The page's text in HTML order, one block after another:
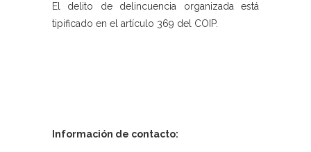
El delito de delincuencia organizada está
tipificado en el artículo 369 del COIP.
Información de contacto: